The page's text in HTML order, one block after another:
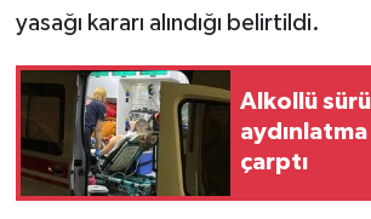
yasağı kararı alındığı belirtildi.
Alkollü
çarptı